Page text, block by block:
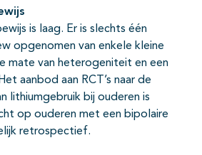
is laag. Er is slechts één
opgenomen van enkele kleine
mate van heterogeniteit en een
aanbod aan RCT’s naar de
lithiumgebruik bij ouderen is
op ouderen met een bipolaire
retrospectief.